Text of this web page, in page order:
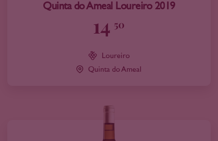
Quinta do Ameal Loureiro 2019
14 50
Loureiro
Quinta do Ameal